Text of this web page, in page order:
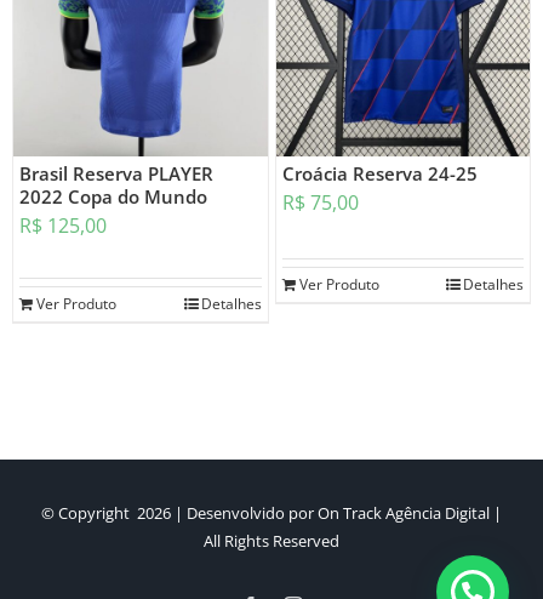
Brasil Reserva PLAYER
2022 Copa do Mundo
R$ 125,00
Ver Produto Detalhes
Croácia Reserva 24-25
R$ 75,00
Ver Produto Detalhes
© Copyright 2026 | Desenvolvido porOn Track Agência Digital |
All Rights Reserved